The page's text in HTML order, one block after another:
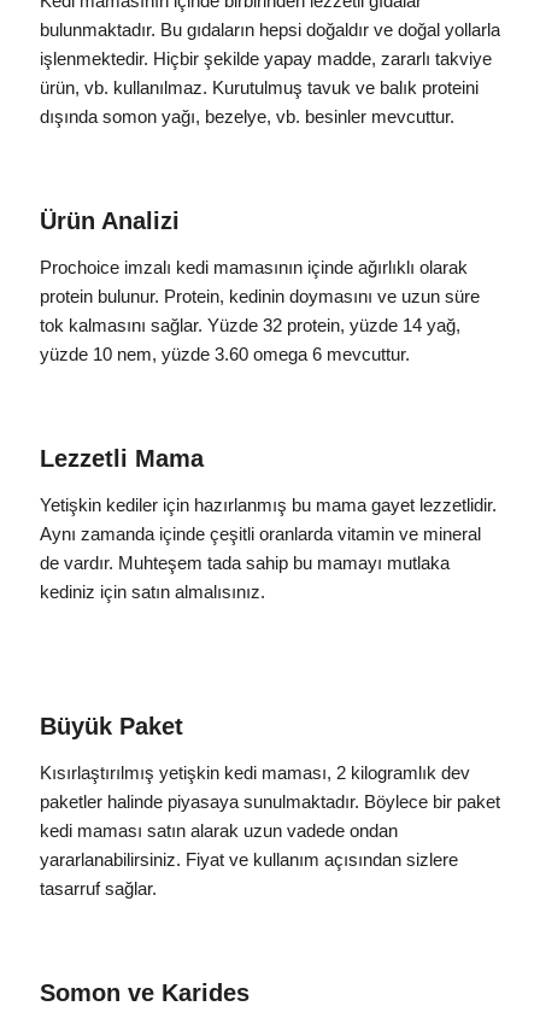
bulunmaktadır. Bu gıdaların hepsi doğaldır ve doğal yollarla
işlenmektedir. Hiçbir şekilde yapay madde, zararlı takviye
ürün, vb. kullanılmaz. Kurutulmuş tavuk ve balık proteini
dışında somon yağı, bezelye, vb. besinler mevcuttur.
Ürün Analizi
Prochoice imzalı kedi mamasının içinde ağırlıklı olarak
protein bulunur. Protein, kedinin doymasını ve uzun süre
tok kalmasını sağlar. Yüzde 32 protein, yüzde 14 yağ,
yüzde 10 nem, yüzde 3.60 omega 6 mevcuttur.
Lezzetli Mama
Yetişkin kediler için hazırlanmış bu mama gayet lezzetlidir.
Aynı zamanda içinde çeşitli oranlarda vitamin ve mineral
de vardır. Muhteşem tada sahip bu mamayı mutlaka
kediniz için satın almalısınız.
Büyük Paket
Kısırlaştırılmış yetişkin kedi maması, 2 kilogramlık dev
paketler halinde piyasaya sunulmaktadır. Böylece bir paket
kedi maması satın alarak uzun vadede ondan
yararlanabilirsiniz. Fiyat ve kullanım açısından sizlere
tasarruf sağlar.
Somon ve Karides